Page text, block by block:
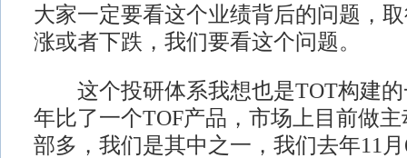
大家一定要看这个业绩背后的问题，
涨或者下跌，我们要看这个问题。
这个投研体系我想也是TOT构建的
年比了一个TOF产品，市场上目前做
部多，我们是其中之一，我们去年11